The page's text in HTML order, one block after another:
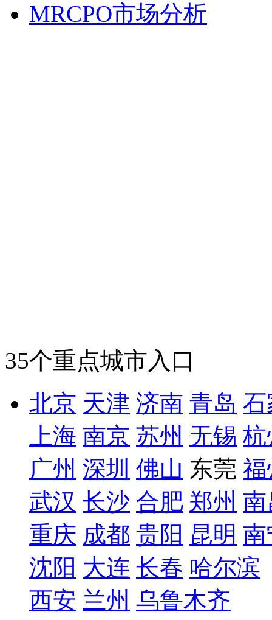
MRCPO市场分析
35个重点城市入口
北京 天津 济南 青岛 石
上海 南京 苏州 无锡 杭
广州 深圳 佛山 东莞 福
武汉 长沙 合肥 郑州 南
重庆 成都 贵阳 昆明 南
沈阳 大连 长春 哈尔滨
西安 兰州 乌鲁木齐